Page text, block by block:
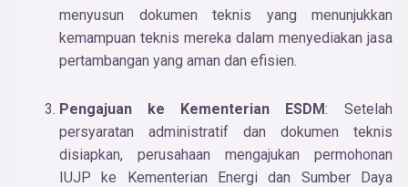
menyusun dokumen teknis yang menunjukkan
kemampuan teknis mereka dalam menyediakan jasa
pertambangan yang aman dan efisien.
Pengajuan ke Kementerian ESDM: Setelah
persyaratan administratif dan dokumen teknis
disiapkan, perusahaan mengajukan permohonan
IUJP ke Kementerian Energi dan Sumber Daya